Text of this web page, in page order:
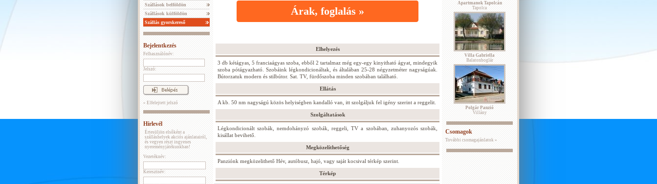
Szállások belföldön
Szállások külföldön
Szállás gyorskereső
Bejelentkezés
Felhasználónév:
Jelszó:
» Elfelejtett jelszó
Hírlevél
Értesüljön elsőként a
szálláshelyek akciós ajánlatairól,
és vegyen részt ingyenes
nyereményjátékunkban!
Vezetéknév:
Keresztnév:
Árak, foglalás »
Elhelyezés
3 db kétágyas, 5 franciaágyas szoba, ebből 2 tartalmaz még egy-egy kinyitható ágyat, mindegyik
szoba pótágyazható. Szobáink légkondicionáltak, és általában 25-28 négyzetméter nagyságúak.
Bútorzatuk modern és stilbútor. Sat. TV, fürdőszoba minden szobában található.
Ellátás
A kb. 50 nm nagyságú közös helyiségben kandalló van, itt szolgáljuk fel igény szerint a reggelit.
Szolgáltatások
Légkondicionált szobák, nemdohányzó szobák, reggeli, TV a szobában, zuhanyozós szobák,
kisállat bevihető.
Megközelíthetőség
Panziónk megközelithető Hév, autóbusz, hajó, vagy saját kocsival térkép szerint.
Térkép
Apartmanok Tapolcán
Tapolca
Villa Gabriella
Balatonboglár
Polgár Panzió
Villány
Csomagok
További csomagajánlatok »